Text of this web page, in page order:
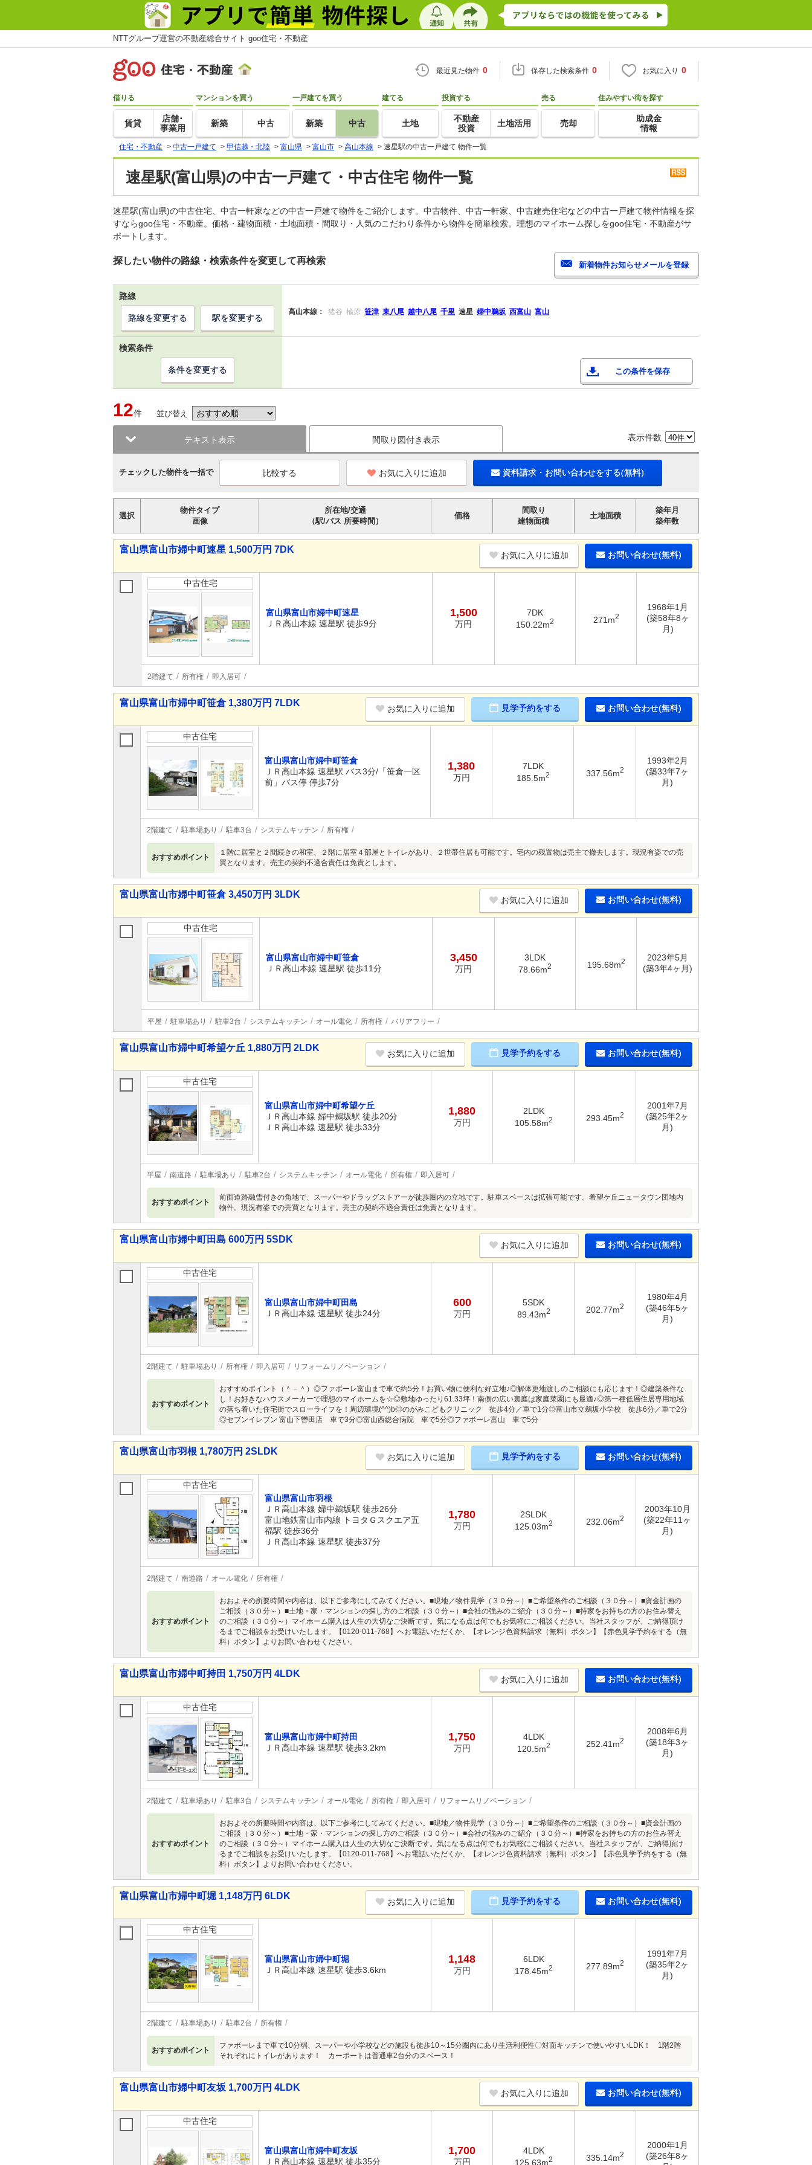
NTTグループ運営の不動産総合サイト goo住宅・不動産
最近見た物件 0 保存した検索条件 0 お気に入り 0
借りる
賃貸
店舗･
事業用
マンションを買う
新築 中古
一戸建てを買う
新築 中古
建てる
土地
投資する
不動産
投資
土地活用
売る
売却
住みやすい街を探す
助成金
情報
住宅・不動産 > 中古一戸建て > 甲信越・北陸 > 富山県 > 富山市 > 高山本線 > 速星駅の中古一戸建て 物件一覧
速星駅(富山県)の中古一戸建て・中古住宅 物件一覧
速星駅(富山県)の中古住宅、中古一軒家などの中古一戸建て物件をご紹介します。中古物件、中古一軒家、中古建売住宅などの中古一戸建て物件情報を探
すならgoo住宅・不動産。価格・建物面積・土地面積・間取り・人気のこだわり条件から物件を簡単検索。理想のマイホーム探しをgoo住宅・不動産がサ
ポートします。
探したい物件の路線・検索条件を変更して再検索
路線
高山本線： 猪谷 楡原 笹津 東八尾 越中八尾 千里 速星 婦中鵜坂 西富山 富山
路線を変更する 駅を変更する
検索条件
この条件を保存
条件を変更する
12件 並び替え
テキスト表示 間取り図付き表示 表示件数
チェックした物件を一括で お気に入りに追加 資料請求・お問い合わせをする(無料)
選択
物件タイプ
画像
所在地/交通
（駅/バス 所要時間）
価格
間取り
建物面積
土地面積
築年月
築年数
富山県富山市婦中町速星 1,500万円 7DK
お気に入りに追加 お問い合わせ(無料)
中古住宅
富山県富山市婦中町速星
ＪＲ高山本線 速星駅 徒歩9分
1,500
万円
7DK
150.22m2 271m2
1968年1月
(築58年8ヶ
月)
2階建て 所有権 即入居可
富山県富山市婦中町笹倉 1,380万円 7LDK
お気に入りに追加 見学予約をする お問い合わせ(無料)
中古住宅
富山県富山市婦中町笹倉
ＪＲ高山本線 速星駅 バス3分/「笹倉一区
前」バス停 停歩7分
1,380
万円
7LDK
185.5m2 337.56m2
1993年2月
(築33年7ヶ
月)
2階建て 駐車場あり 駐車3台 システムキッチン 所有権
おすすめポイント
１階に居室と２間続きの和室、２階に居室４部屋とトイレがあり、２世帯住居も可能です。宅内の残置物は売主で撤去します。現況有姿での売
買となります。売主の契約不適合責任は免責とします。
富山県富山市婦中町笹倉 3,450万円 3LDK
お気に入りに追加 お問い合わせ(無料)
中古住宅
富山県富山市婦中町笹倉
ＪＲ高山本線 速星駅 徒歩11分
3,450
万円
3LDK
78.66m2 195.68m2
2023年5月
(築3年4ヶ月)
平屋 駐車場あり 駐車3台 システムキッチン オール電化 所有権 バリアフリー
富山県富山市婦中町希望ケ丘 1,880万円 2LDK
お気に入りに追加 見学予約をする お問い合わせ(無料)
中古住宅
富山県富山市婦中町希望ケ丘
ＪＲ高山本線 婦中鵜坂駅 徒歩20分
ＪＲ高山本線 速星駅 徒歩33分
1,880
万円
2LDK
105.58m2 293.45m2
2001年7月
(築25年2ヶ
月)
平屋 南道路 駐車場あり 駐車2台 システムキッチン オール電化 所有権 即入居可
おすすめポイント
前面道路融雪付きの角地で、スーパーやドラッグストアーが徒歩圏内の立地です。駐車スペースは拡張可能です。希望ケ丘ニュータウン団地内
物件。現況有姿での売買となります。売主の契約不適合責任は免責となります。
富山県富山市婦中町田島 600万円 5SDK
お気に入りに追加 お問い合わせ(無料)
中古住宅
富山県富山市婦中町田島
ＪＲ高山本線 速星駅 徒歩24分
600
万円
5SDK
89.43m2 202.77m2
1980年4月
(築46年5ヶ
月)
2階建て 駐車場あり 所有権 即入居可 リフォームリノベーション
おすすめポイント
おすすめポイント（＾－＾）◎ファボーレ富山まで車で約5分！お買い物に便利な好立地♪◎解体更地渡しのご相談にも応じます！◎建築条件な
し！お好きなハウスメーカーで理想のマイホームを☆◎敷地ゆったり61.33坪！南側の広い裏庭は家庭菜園にも最適♪◎第一種低層住居専用地域
の落ち着いた住宅街でスローライフを！周辺環境(^^)b◎のがみこどもクリニック 徒歩4分／車で1分◎富山市立鵜坂小学校 徒歩6分／車で2分
◎セブンイレブン 富山下轡田店 車で3分◎富山西総合病院 車で5分◎ファボーレ富山 車で5分
富山県富山市羽根 1,780万円 2SLDK
お気に入りに追加 見学予約をする お問い合わせ(無料)
中古住宅
富山県富山市羽根
ＪＲ高山本線 婦中鵜坂駅 徒歩26分
富山地鉄富山市内線 トヨタＧスクエア五
福駅 徒歩36分
ＪＲ高山本線 速星駅 徒歩37分
1,780
万円
2SLDK
125.03m2 232.06m2
2003年10月
(築22年11ヶ
月)
2階建て 南道路 オール電化 所有権
おすすめポイント
おおよその所要時間や内容は、以下ご参考にしてみてください。■現地／物件見学（３０分～）■ご希望条件のご相談（３０分～）■資金計画の
ご相談（３０分～）■土地・家・マンションの探し方のご相談（３０分～）■会社の強みのご紹介（３０分～）■持家をお持ちの方のお住み替え
のご相談（３０分～）マイホーム購入は人生の大切なご決断です。気になる点は何でもお気軽にご相談ください。当社スタッフが、ご納得頂け
るまでご相談をお受けいたします。【0120-011-768】へお電話いただくか、【オレンジ色資料請求（無料）ボタン】【赤色見学予約をする（無
料）ボタン】よりお問い合わせください。
富山県富山市婦中町持田 1,750万円 4LDK
お気に入りに追加 お問い合わせ(無料)
中古住宅
富山県富山市婦中町持田
ＪＲ高山本線 速星駅 徒歩3.2km
1,750
万円
4LDK
120.5m2 252.41m2
2008年6月
(築18年3ヶ
月)
2階建て 駐車場あり 駐車3台 システムキッチン オール電化 所有権 即入居可 リフォームリノベーション
おすすめポイント
おおよその所要時間や内容は、以下ご参考にしてみてください。■現地／物件見学（３０分～）■ご希望条件のご相談（３０分～）■資金計画の
ご相談（３０分～）■土地・家・マンションの探し方のご相談（３０分～）■会社の強みのご紹介（３０分～）■持家をお持ちの方のお住み替え
のご相談（３０分～）マイホーム購入は人生の大切なご決断です。気になる点は何でもお気軽にご相談ください。当社スタッフが、ご納得頂け
るまでご相談をお受けいたします。【0120-011-768】へお電話いただくか、【オレンジ色資料請求（無料）ボタン】【赤色見学予約をする（無
料）ボタン】よりお問い合わせください。
富山県富山市婦中町堀 1,148万円 6LDK
お気に入りに追加 見学予約をする お問い合わせ(無料)
中古住宅
富山県富山市婦中町堀
ＪＲ高山本線 速星駅 徒歩3.6km
1,148
万円
6LDK
178.45m2 277.89m2
1991年7月
(築35年2ヶ
月)
2階建て 駐車場あり 駐車2台 所有権
おすすめポイント
ファボーレまで車で10分弱、スーパーや小学校などの施設も徒歩10～15分圏内にあり生活利便性〇対面キッチンで使いやすいLDK！ 1階2階
それぞれにトイレがあります！ カーポートは普通車2台分のスペース！
富山県富山市婦中町友坂 1,700万円 4LDK
お気に入りに追加 お問い合わせ(無料)
中古住宅
富山県富山市婦中町友坂
ＪＲ高山本線 速星駅 徒歩35分
1,700
万円
4LDK
125.63m2 335.14m2
2000年1月
(築26年8ヶ